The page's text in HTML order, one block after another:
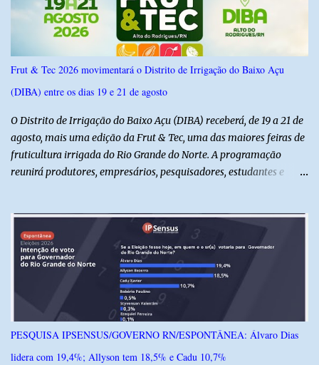
no processo democrático, defendendo a valorização de princípios
como a defesa da família, o combate à corrupção, o
enfrentamento às drogas e a proteção da vida. Ainda segundo a
campanha, o líder religioso afirmou que levará sua orientação às
lideranças da Assembleia de Deus no Rio Grande do Norte. A
Assembleia de Deus possui uma das maiores estruturas religiosas
Frut & Tec 2026 movimentará o Distrito de Irrigação do Baixo Açu
(DIBA) entre os dias 19 e 21 de agosto
O Distrito de Irrigação do Baixo Açu (DIBA) receberá, de 19 a 21 de
agosto, mais uma edição da Frut & Tec, uma das maiores feiras de
fruticultura irrigada do Rio Grande do Norte. A programação
reunirá produtores, empresários, pesquisadores, estudantes e
instituições e tecnologias voltadas ao setor. Além das atividades
técnicas, a feira contará com programação cultural. No dia 20 de
agosto, o público poderá prestigiar o show de humor com Mução,
seguido de apresentação musical de Vê Barreto. A Frut & Tec
reforça a importância do Distrito de Irrigação do Baixo Açu como
referência na fruticultura irrigada, promovendo conhecimento,
inovação e oportunidades para o desenvolvimento do agronegócio
potiguar. @associacaodiba
PESQUISA IPSENSUS/GOVERNO RN/ESPONTÂNEA: Álvaro Dias
lidera com 19,4%; Allyson tem 18,5% e Cadu 10,7%